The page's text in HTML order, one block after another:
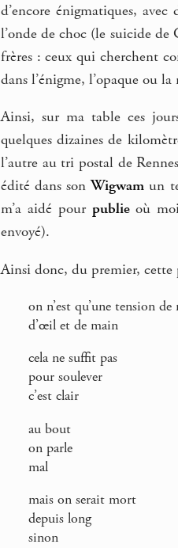
d’encore énigmatiques,
l’onde de choc (le suicide de
frères : ceux qui cherchent
dans l’énigme, l’opaque ou
Ainsi, sur ma table ces
quelques dizaines de
l’autre au tri postal de
édité dans sonWigwam un
m’a aidé pour publieoù moi
envoyé).
Ainsi donc, du premier, cette
on n’est qu’une tension de
d’œil et de main
cela ne suffit pas
pour soulever
c’est clair
au bout
on parle
mal
mais on serait mort
depuis long
sinon